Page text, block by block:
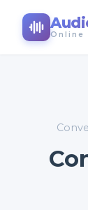
Online